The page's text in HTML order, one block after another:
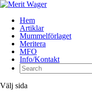
Hem
Artiklar
Mummelförlaget
Meritera
MFO
Info/Kontakt
Välj sida